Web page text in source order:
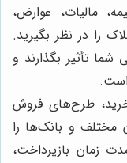
مالیات، عوارض،
را در نظر بگیرید.
شما تأثیر بگذارند و
است.
طرح‌های فروش
مختلف و بانک‌ها را
زمان بازپرداخت،